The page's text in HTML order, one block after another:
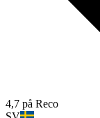
4,7 på Reco